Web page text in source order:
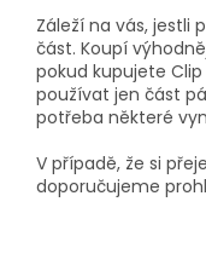
Záleží na vás, jestli
část. Koupí
pokud kupujete
používat jen část
potřeba některé
V případě, že si
doporučujeme